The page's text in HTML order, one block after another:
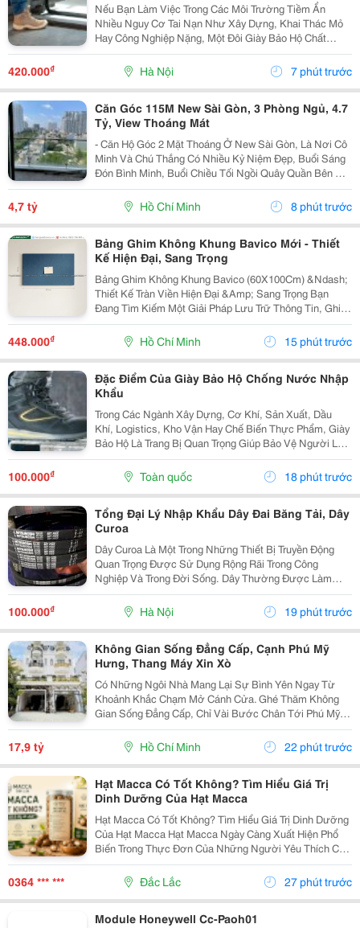
Nếu Bạn Làm Việc Trong Các Môi Trường Tiềm Ẩn
Nhiều Nguy Cơ Tai Nạn Như Xây Dựng, Khai Thác Mỏ
Hay Công Nghiệp Nặng, Một Đôi Giày Bảo Hộ Chất
Lượng Là Trang Bị Không Thể Thiếu Để Bảo Vệ Đôi
Chân. Safety Jogger Là Thương Hiệu Giày Bảo Hộ Nổi
Tiếng Với...
420.000₫ Hà Nội 7 phút trước
Căn Góc 115M New Sài Gòn, 3 Phòng Ngủ, 4.7
Tỷ, View Thoáng Mát
- Căn Hộ Góc 2 Mặt Thoáng Ở New Sài Gòn, Là Nơi Cô
Minh Và Chú Thắng Có Nhiều Kỷ Niệm Đẹp, Buổi Sáng
Đón Bình Minh, Buổi Chiều Tối Ngồi Quây Quần Bên Gia
Đình. Nay Chuẩn Bị Sang Ở Căn Biệt Thự Nên Đành
Gửi Gắm Căn Hộ Này Lại Với Giá 4.7 Tỷ - Căn Hộ...
4,7 tỷ Hồ Chí Minh 8 phút trước
Bảng Ghim Không Khung Bavico Mới - Thiết
Kế Hiện Đại, Sang Trọng
Bảng Ghim Không Khung Bavico (60X100Cm) &Ndash;
Thiết Kế Tràn Viền Hiện Đại &Amp; Sang Trọng Bạn
Đang Tìm Kiếm Một Giải Pháp Lưu Trữ Thông Tin, Ghi
Chú Công Việc Vừa Tiện Lợi Vừa Nâng Tầm Thẩm Mỹ
Cho Không Gian Sống Và Làm Việc? Bảng Ghim
Không...
448.000₫ Hồ Chí Minh 15 phút trước
Đặc Điểm Của Giày Bảo Hộ Chống Nước Nhập
Khẩu
Trong Các Ngành Xây Dựng, Cơ Khí, Sản Xuất, Dầu
Khí, Logistics, Kho Vận Hay Chế Biến Thực Phẩm, Giày
Bảo Hộ Là Trang Bị Quan Trọng Giúp Bảo Vệ Người Lao
Động Trước Những Nguy Cơ Tiềm Ẩn Trong Môi Trường
Làm Việc. Đối Với Những Công Việc Thường Xuyên...
100.000₫ Toàn quốc 18 phút trước
Tổng Đại Lý Nhập Khẩu Dây Đai Băng Tải, Dây
Curoa
Dây Curoa Là Một Trong Những Thiết Bị Truyền Động
Quan Trọng Được Sử Dụng Rộng Rãi Trong Công
Nghiệp Và Trong Đời Sống. Dây Thường Được Làm
Bằng Cao Su Tổng Hợp Có Nguồn Gốc Từ Dầu Mỏ, Bên
Trong Có Hoặc Không Có Lõi Thép. Dây Curoa Truyền
Động...
100.000₫ Hà Nội 19 phút trước
Không Gian Sống Đẳng Cấp, Cạnh Phú Mỹ
Hưng, Thang Máy Xin Xò
Có Những Ngôi Nhà Mang Lại Sự Bình Yên Ngay Từ
Khoảnh Khắc Chạm Mở Cánh Cửa. Ghé Thăm Không
Gian Sống Đẳng Cấp, Chỉ Vài Bước Chân Tới Phú Mỹ
Hưng: - Vị Trí: Kdc Tân Mỹ, Đường Rộng 20M Thông
Thoáng - Diện Tích: 5 &Times; 18M &Bull; 1 Trệt 3 Lầu...
17,9 tỷ Hồ Chí Minh 22 phút trước
Hạt Macca Có Tốt Không? Tìm Hiểu Giá Trị
Dinh Dưỡng Của Hạt Macca
Hạt Macca Có Tốt Không? Tìm Hiểu Giá Trị Dinh Dưỡng
Của Hạt Macca Hạt Macca Ngày Càng Xuất Hiện Phổ
Biến Trong Thực Đơn Của Những Người Yêu Thích Các
Loại Hạt Dinh Dưỡng. Với Vị Béo Nhẹ, Thơm Bùi Và
Cách Sử Dụng Đơn Giản, Macca Có Thể Trở Thành
0364 *** *** Đắc Lắc 27 phút trước
Module Honeywell Cc-Paoh01